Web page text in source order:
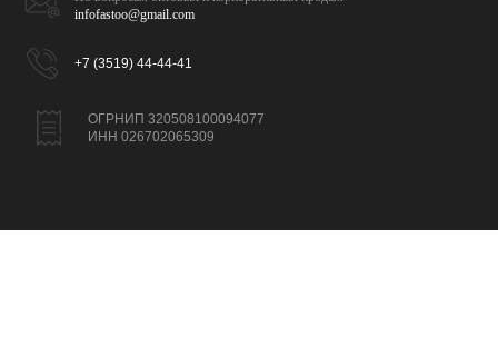
infofastoo@gmail.com
+7 (3519) 44-44-41
ОГРНИП 320508100094077
ИНН 026702065309